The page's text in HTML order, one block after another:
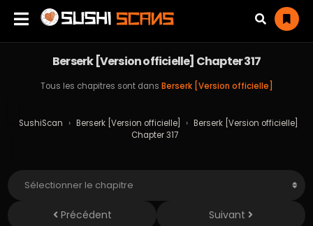
Berserk [Version officielle] Chapter 317
Tous les chapitres sont dans Berserk [Version officielle]
SushiScan › Berserk [Version officielle] › Berserk [Version officielle]
Chapter 317
Précédent Suivant